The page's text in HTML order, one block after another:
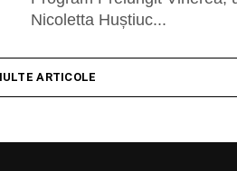
Nicoletta Huștiuc...
ARTICOLE